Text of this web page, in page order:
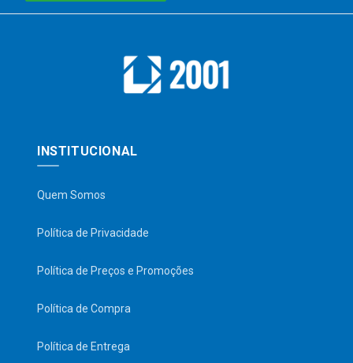
INSTITUCIONAL
Quem Somos
Política de Privacidade
Política de Preços e Promoções
Política de Compra
Política de Entrega